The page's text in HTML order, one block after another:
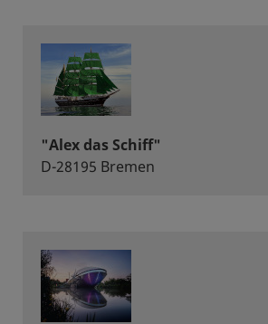
"Alex das Schiff"
D-28195 Bremen